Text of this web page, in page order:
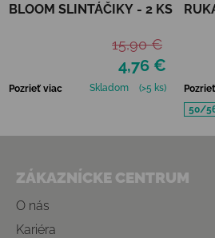
BLOOM SLINTÁČIKY - 2 KS
4,76 €
15,90 €
Pozrieť viac Skladom (>5 ks)
50/
ZÁKAZNÍCKE CENTRUM
O nás
Kariéra